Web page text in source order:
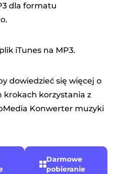
dla formatu
iTunes na MP3.
dowiedzieć się więcej o
krokach korzystania z
Konwerter muzyki
Darmowe
pobieranie